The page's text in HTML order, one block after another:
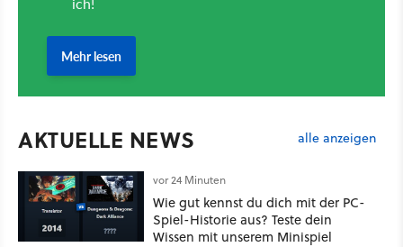
AKTUELLE NEWS alle anzeigen
vor 24 Minuten
Wie gut kennst du dich mit der PC-
Spiel-Historie aus? Teste dein
Wissen mit unserem Minispiel